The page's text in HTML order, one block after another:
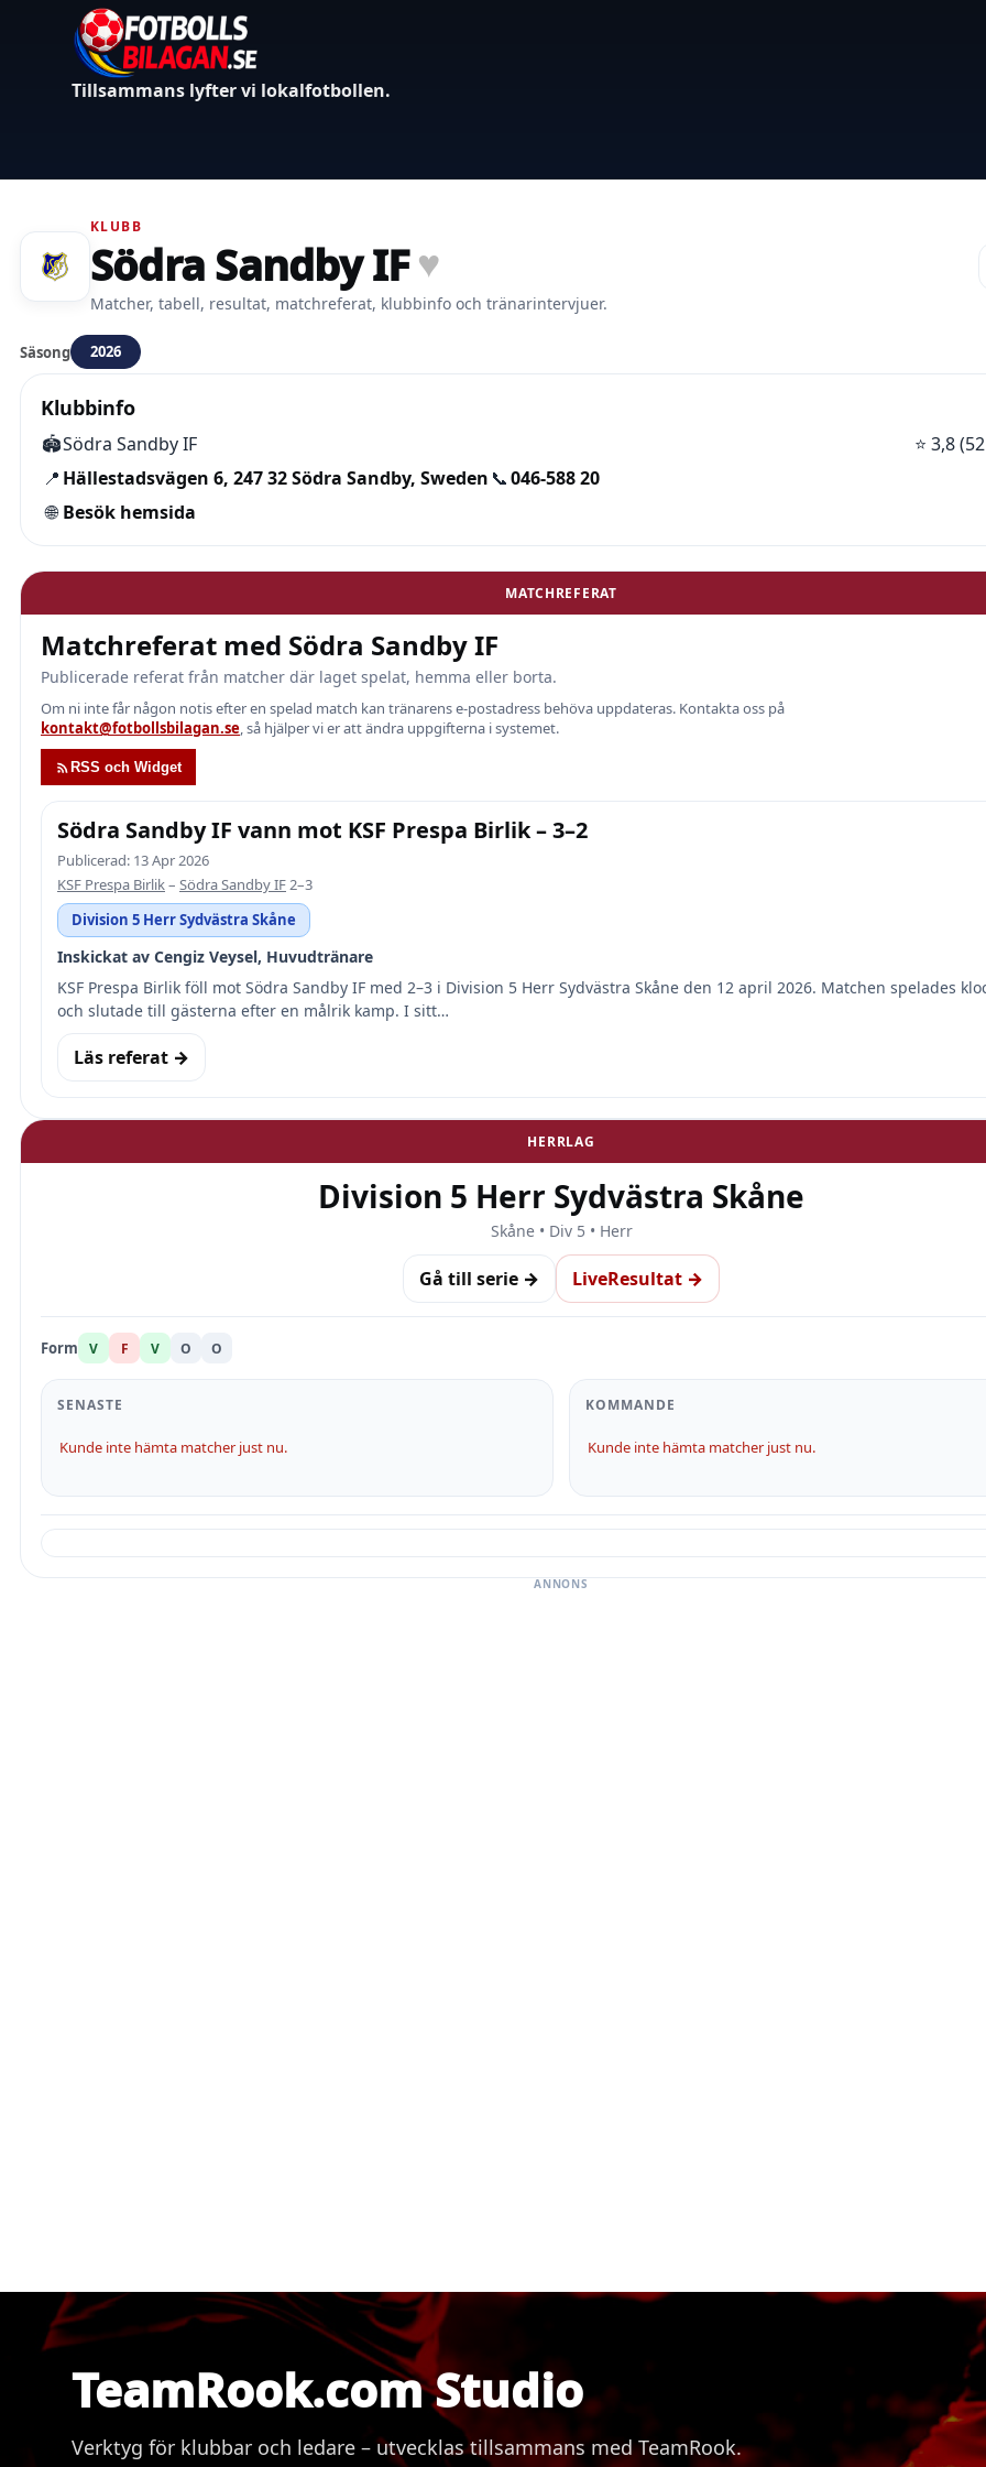
Tillsammans lyfter vi lokalfotbollen.
KLUBB
Södra Sandby IF ♥
Matcher, tabell, resultat, matchreferat, klubbinfo och tränarintervjuer.
Säsong 2026
Klubbinfo
🏟️Södra Sandby IF ⭐ 3,8
📍 Hällestadsvägen 6, 247 32 Södra Sandby, Sweden 📞046-588 20
🌐 Besök hemsida
MATCHREFERAT
Matchreferat med Södra Sandby IF
Publicerade referat från matcher där laget spelat, hemma eller borta.
Om ni inte får någon notis efter en spelad match kan tränarens e-postadress behöva uppdateras. Kontakta oss på
kontakt@fotbollsbilagan.se, så hjälper vi er att ändra uppgifterna i systemet.
RSS och Widget
Södra Sandby IF vann mot KSF Prespa Birlik – 3–2
Publicerad: 13 Apr 2026
KSF Prespa Birlik– Södra Sandby IF2–3
Division 5 Herr Sydvästra Skåne
Inskickat av Cengiz Veysel, Huvudtränare
KSF Prespa Birlik föll mot Södra Sandby IF med 2–3 i Division 5 Herr Sydvästra Skåne den 12 april 2026. Matchen spelades
och slutade till gästerna efter en målrik kamp. I sitt…
Läs referat →
HERRLAG
Division 5 Herr Sydvästra Skåne
Skåne • Div 5 • Herr
Gå till serie → LiveResultat →
Form V F V O O
SENASTE
Kunde inte hämta matcher just nu.
KOMMANDE
Kunde inte hämta matcher just nu.
ANNONS
TeamRook.com Studio
Verktyg för klubbar och ledare – utvecklas tillsammans med TeamRook.